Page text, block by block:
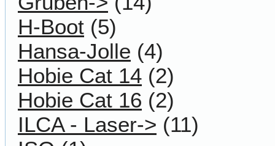
H-Boot (5)
Hansa-Jolle (4)
Hobie Cat 14 (2)
Hobie Cat 16 (2)
ILCA - Laser-> (11)